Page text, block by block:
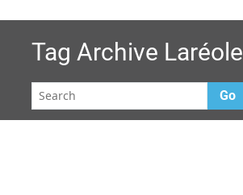
Tag Archive Laréole
Go